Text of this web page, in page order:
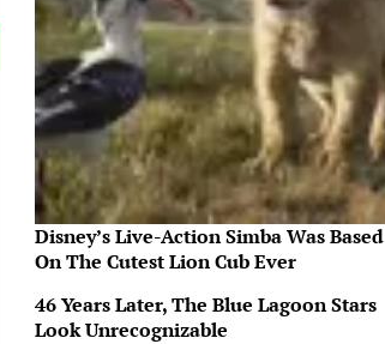
Disney’s Live-Action Simba Was Based
On The Cutest Lion Cub Ever
46 Years Later, The Blue Lagoon Stars
Look Unrecognizable